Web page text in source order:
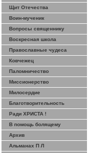
Щит Отечества
Воин-мученик
Вопросы священнику
Воскресная школа
Православные чудеса
Ковчежец
Паломничество
Миссионерство
Милосердие
Благотворительность
Ради ХРИСТА !
В помощь болящему
Архив
Альманах П Л